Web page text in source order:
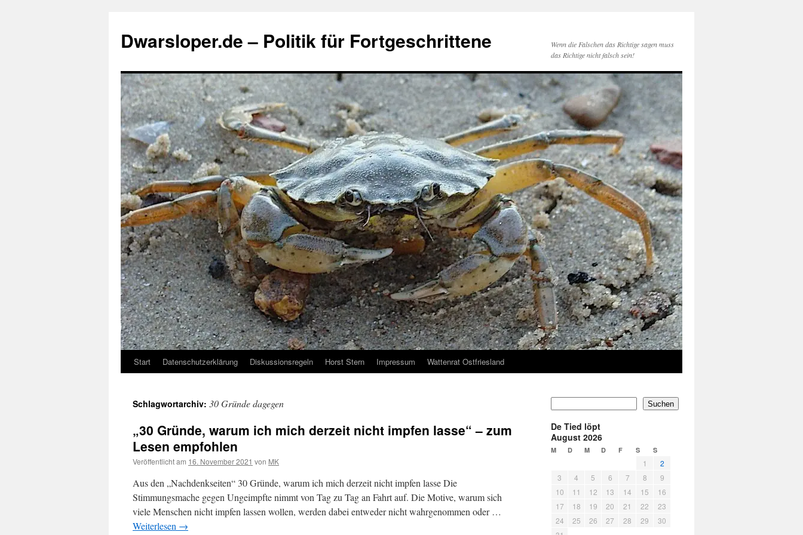
springen
Dwarsloper.de – Politik für Fortgeschrittene
Wenn die Falschen das Richtige sagen muss
das Richtige nicht falsch sein!
Start Datenschutzerklärung Diskussionsregeln Horst Stern Impressum Wattenrat Ostfriesland
Schlagwortarchiv: 30 Gründe dagegen
„30 Gründe, warum ich mich derzeit nicht impfen lasse“ – zum
Lesen empfohlen
Veröffentlicht am 16. November 2021 von MK
Aus den „Nachdenkseiten“ 30 Gründe, warum ich mich derzeit nicht impfen lasse Die
Stimmungsmache gegen Ungeimpfte nimmt von Tag zu Tag an Fahrt auf. Die Motive, warum sich
viele Menschen nicht impfen lassen wollen, werden dabei entweder nicht wahrgenommen oder …
Weiterlesen →
Suchen
De Tied löpt
August 2026
M D M D F S S
1
2
3
4 5 6 7 8
9
10
11 12 13 14 15
16
17
18 19 20 21 22
23
24
25 26 27 28 29
30